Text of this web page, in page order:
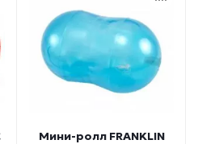
Мини-ролл FRANKLIN